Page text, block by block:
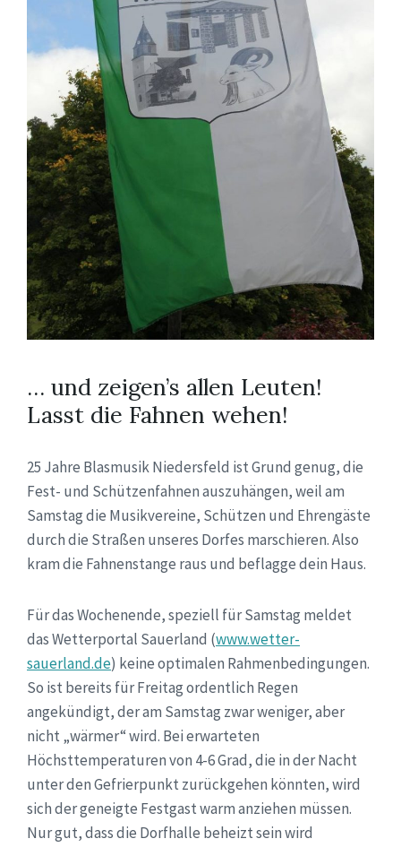
… und zeigen’s allen Leuten!
Lasst die Fahnen wehen!
25 Jahre Blasmusik Niedersfeld ist Grund genug, die
Fest- und Schützenfahnen auszuhängen, weil am
Samstag die Musikvereine, Schützen und Ehrengäste
durch die Straßen unseres Dorfes marschieren. Also
kram die Fahnenstange raus und beflagge dein Haus.
Für das Wochenende, speziell für Samstag meldet
das Wetterportal Sauerland (www.wetter-
sauerland.de) keine optimalen Rahmenbedingungen.
So ist bereits für Freitag ordentlich Regen
angekündigt, der am Samstag zwar weniger, aber
nicht „wärmer“ wird. Bei erwarteten
Höchsttemperaturen von 4-6 Grad, die in der Nacht
unter den Gefrierpunkt zurückgehen könnten, wird
sich der geneigte Festgast warm anziehen müssen.
Nur gut, dass die Dorfhalle beheizt sein wird